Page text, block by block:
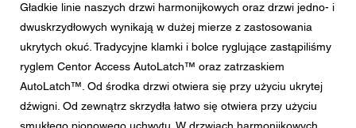
Gładkie linie naszych drzwi harmonijkowych oraz drzwi jedno- i
dwuskrzydłowych wynikają w dużej mierze z zastosowania
ukrytych okuć. Tradycyjne klamki i bolce ryglujące zastąpiliśmy
ryglem Centor Access AutoLatch™ oraz zatrzaskiem
AutoLatch™. Od środka drzwi otwiera się przy użyciu ukrytej
dźwigni. Od zewnątrz skrzydła łatwo się otwiera przy użyciu